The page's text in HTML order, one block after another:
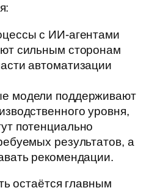
с ИИ‑агентами
сильным сторонам
автоматизации
модели поддерживают
уровня,
потенциально
результатов, а
рекомендации.
остаётся главным